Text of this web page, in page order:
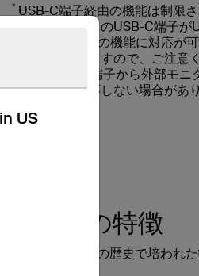
US
*USB-C端子経由の機能は制限さ
があり、すべてのUSB-C端子が
C規格のすべての機能に対応が
いことがありますので、ご注意
また、USB-C端子から外部モニ
拡張表示に対応しない場合があり
Belkinの特徴
35年以上の歴史で培われ